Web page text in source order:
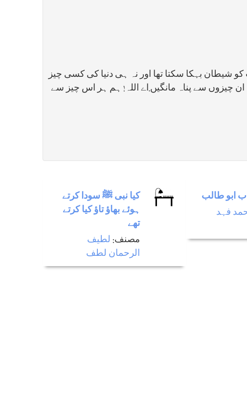
کو شیطان بہکا سکتا تھا اور نہ ہی دنیا کی کسی چیز
چیزوں سے پناہ مانگیں.اے اللہ! ہم ہر اس چیز سے
كيا نبی ﷺ سودا كرتے
ہوئے بھاؤ تاؤ كيا كرتے
تھے
مصنف: لطيف
الرحمان لطف
ابو طالب
فہد